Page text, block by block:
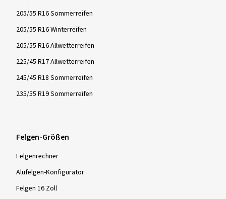
205/55 R16 Sommerreifen
205/55 R16 Winterreifen
205/55 R16 Allwetterreifen
225/45 R17 Allwetterreifen
245/45 R18 Sommerreifen
235/55 R19 Sommerreifen
Felgen-Größen
Felgenrechner
Alufelgen-Konfigurator
Felgen 16 Zoll